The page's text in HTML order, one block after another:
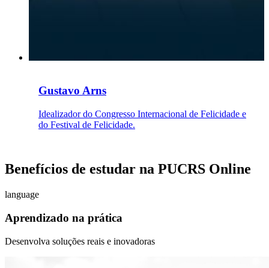
Gustavo Arns
Idealizador do Congresso Internacional de Felicidade e
do Festival de Felicidade.
Benefícios de estudar na PUCRS Online
language
Aprendizado na prática
Desenvolva soluções reais e inovadoras